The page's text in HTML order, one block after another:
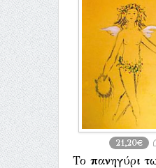
21,20€
Το πανηγύρι